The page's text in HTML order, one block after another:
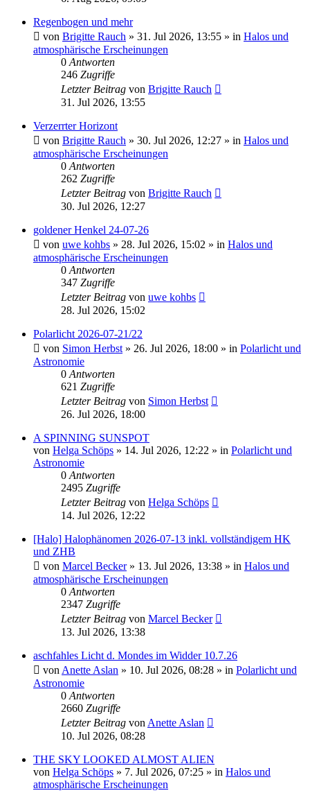
Regenbogen und mehr
von Brigitte Rauch » 31. Jul 2026, 13:55 » in Halos und
atmosphärische Erscheinungen
0 Antworten
246 Zugriffe
Letzter Beitrag von Brigitte Rauch
31. Jul 2026, 13:55
Verzerrter Horizont
von Brigitte Rauch » 30. Jul 2026, 12:27 » in Halos und
atmosphärische Erscheinungen
0 Antworten
262 Zugriffe
Letzter Beitrag von Brigitte Rauch
30. Jul 2026, 12:27
goldener Henkel 24-07-26
von uwe kohbs » 28. Jul 2026, 15:02 » in Halos und
atmosphärische Erscheinungen
0 Antworten
347 Zugriffe
Letzter Beitrag von uwe kohbs
28. Jul 2026, 15:02
Polarlicht 2026-07-21/22
von Simon Herbst » 26. Jul 2026, 18:00 » in Polarlicht und
Astronomie
0 Antworten
621 Zugriffe
Letzter Beitrag von Simon Herbst
26. Jul 2026, 18:00
A SPINNING SUNSPOT
von Helga Schöps » 14. Jul 2026, 12:22 » in Polarlicht und
Astronomie
0 Antworten
2495 Zugriffe
Letzter Beitrag von Helga Schöps
14. Jul 2026, 12:22
[Halo] Halophänomen 2026-07-13 inkl. vollständigem HK
und ZHB
von Marcel Becker» 13. Jul 2026, 13:38 » in Halos und
atmosphärische Erscheinungen
0 Antworten
2347 Zugriffe
Letzter Beitrag von Marcel Becker
13. Jul 2026, 13:38
aschfahles Licht d. Mondes im Widder 10.7.26
von Anette Aslan » 10. Jul 2026, 08:28 » in Polarlicht und
Astronomie
0 Antworten
2660 Zugriffe
Letzter Beitrag von Anette Aslan
10. Jul 2026, 08:28
THE SKY LOOKED ALMOST ALIEN
von Helga Schöps » 7. Jul 2026, 07:25 » in Halos und
atmosphärische Erscheinungen